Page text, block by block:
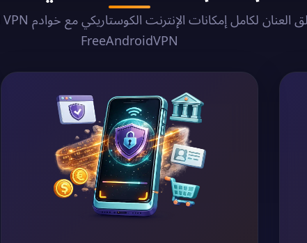
FreeAndroidVPN